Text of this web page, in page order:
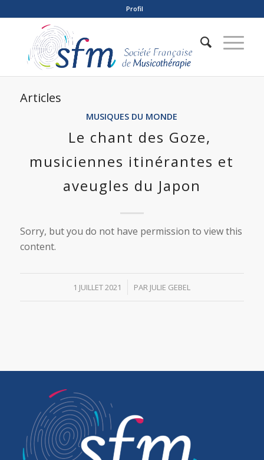
Profil
Articles
MUSIQUES DU MONDE
Le chant des Goze,
musiciennes itinérantes et
aveugles du Japon
Sorry, but you do not have permission to view this
content.
1 JUILLET 2021
/ PAR JULIE GEBEL